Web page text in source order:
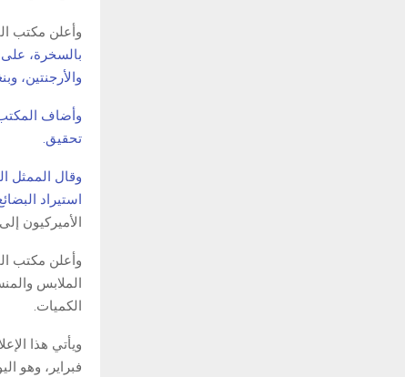
وأعلن مكتب
بالسخرة، على
والأرجنتين،
تحقيق.
وقال الممثل
استيراد
الأميركيون
وأعلن مكتب
الملابس
الكميات.
فبراير، وهو